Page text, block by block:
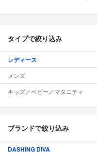
タイプで絞り込み
レディース
メンズ
キッズ／ベビー／マタニティ
ブランドで絞り込み
DASHING DIVA